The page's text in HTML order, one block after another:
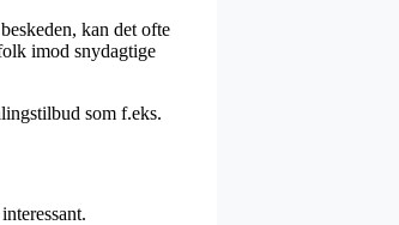
kan det ofte
imod snydagtige
som f.eks.